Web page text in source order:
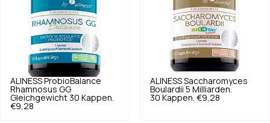
ALINESS ProbioBalance
Rhamnosus GG
Gleichgewicht 30 Kappen.
€9,28
ALINESS Saccharomyces
Boulardii 5 Milliarden.
30 Kappen. €9,28